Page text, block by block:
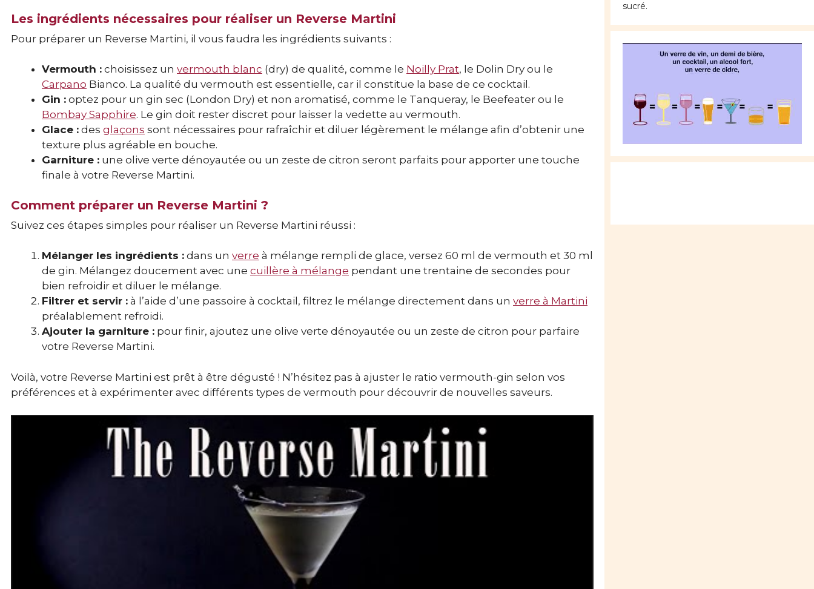
Les ingrédients nécessaires pour réaliser un Reverse Martini
Pour préparer un Reverse Martini, il vous faudra les ingrédients suivants :
Vermouth : choisissez un vermouth blanc (dry) de qualité, comme le Noilly Prat, le Dolin Dry ou le
Carpano Bianco. La qualité du vermouth est essentielle, car il constitue la base de ce cocktail.
Gin : optez pour un gin sec (London Dry) et non aromatisé, comme le Tanqueray, le Beefeater ou le
Bombay Sapphire. Le gin doit rester discret pour laisser la vedette au vermouth.
Glace : des glaçons sont nécessaires pour rafraîchir et diluer légèrement le mélange afin d’obtenir une
texture plus agréable en bouche.
Garniture : une olive verte dénoyautée ou un zeste de citron seront parfaits pour apporter une touche
finale à votre Reverse Martini.
Comment préparer un Reverse Martini ?
Suivez ces étapes simples pour réaliser un Reverse Martini réussi :
Mélanger les ingrédients : dans un verre à mélange rempli de glace, versez 60 ml de vermouth et 30 ml
de gin. Mélangez doucement avec une cuillère à mélange pendant une trentaine de secondes pour
bien refroidir et diluer le mélange.
Filtrer et servir : à l’aide d’une passoire à cocktail, filtrez le mélange directement dans un verre à Martini
préalablement refroidi.
Ajouter la garniture : pour finir, ajoutez une olive verte dénoyautée ou un zeste de citron pour parfaire
votre Reverse Martini.
Voilà, votre Reverse Martini est prêt à être dégusté ! N’hésitez pas à ajuster le ratio vermouth-gin selon vos
préférences et à expérimenter avec différents types de vermouth pour découvrir de nouvelles saveurs.
sucré.